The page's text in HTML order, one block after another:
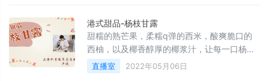
港式甜品-杨枝甘露
甜糯的熟芒果，柔糯q弹的西米，酸爽脆口的
西柚，以及椰香醇厚的椰浆汁，让每一口杨枝
甘露都充满甜蜜的味道，酸中带甜却不会腻
口，十分好吃，赶紧学起来吧~
直播室 2022年05月06日